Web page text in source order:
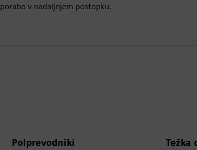
porabo v nadaljnjem postopku.
Polprevodniki Težka